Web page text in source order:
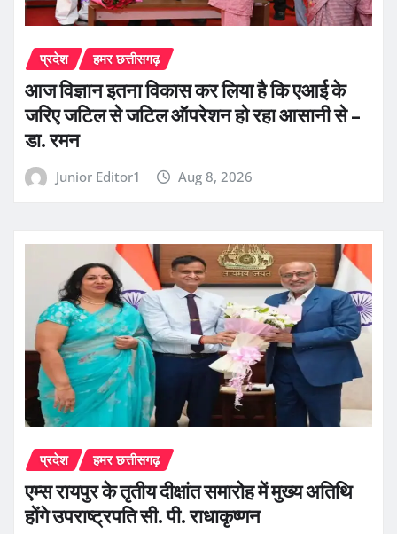
प्रदेश हमर छत्तीसगढ़
आज विज्ञान इतना विकास कर लिया है कि एआई के
जरिए जटिल से जटिल ऑपरेशन हो रहा आसानी से –
डा. रमन
Junior Editor1 Aug 8, 2026
प्रदेश हमर छत्तीसगढ़
एम्स रायपुर के तृतीय दीक्षांत समारोह में मुख्य अतिथि
होंगे उपराष्ट्रपति सी. पी. राधाकृष्णन